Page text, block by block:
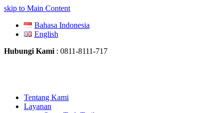
skip to Main Content
Bahasa Indonesia
English
Hubungi Kami : 0811-8111-717
Tentang Kami
Layanan